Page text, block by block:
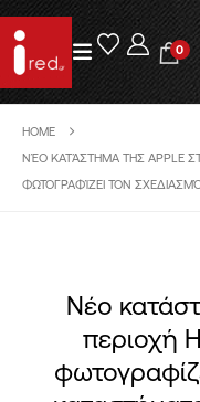
0
HOME
ΝΈΟ ΚΑΤΆΣΤΗΜΑ ΤΗΣ APPLE
ΦΩΤΟΓΡΑΦΊΖΕΙ ΤΟΝ
Νέο
περιοχή